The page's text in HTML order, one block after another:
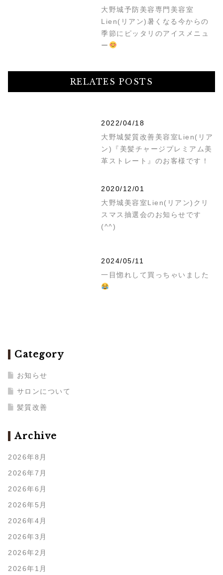
大野城予防美容専門美容室
Lien(リアン)暑くなる今からの
季節にピッタリのアイスメニュ
ー
RELATES POSTS
2022/04/18
大野城髪質改善美容室Lien(リア
ン)『美髪チャージプレミアム美
革ストレート』のお客様です！
2020/12/01
大野城美容室Lien(リアン)クリ
スマス抽選会のお知らせです
(^^)
2024/05/11
一目惚れして買っちゃいました
Category
お知らせ
サロンについて
髪質改善
Archive
2026年8月
2026年7月
2026年6月
2026年5月
2026年4月
2026年3月
2026年2月
2026年1月